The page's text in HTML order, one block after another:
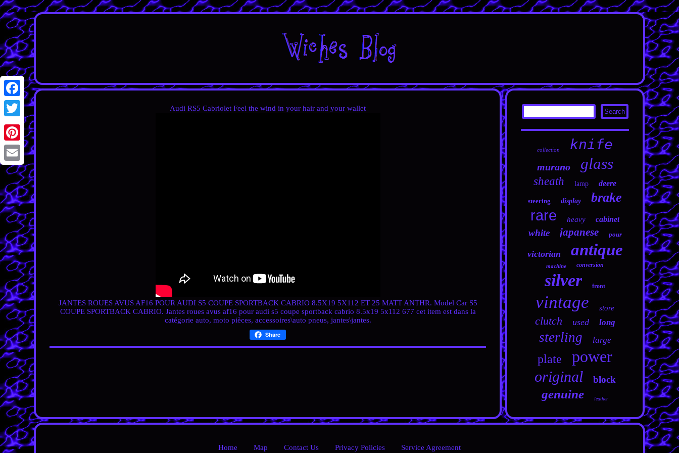
Facebook
Twitter
Pinterest
Email
Audi RS5 Cabriolet Feel the wind in your hair and your wallet
JANTES ROUES AVUS AF16 POUR AUDI S5 COUPE SPORTBACK CABRIO 8.5X19 5X112 ET 25 MATT ANTHR. Model Car S5
COUPE SPORTBACK CABRIO. Jantes roues avus af16 pour audi s5 coupe sportback cabrio 8.5x19 5x112 677 cet item est dans la
catégorie auto, moto pièces, accessoires\auto pneus, jantes\jantes.
Share
collection knife
murano glass
sheath lamp deere
steering display brake
rare heavy cabinet
white japanese pour
victorian antique
machine conversion
silver front
vintage store
clutch used long
sterling large
plate power
original block
genuine leather
Home Map Contact Us Privacy Policies Service Agreement